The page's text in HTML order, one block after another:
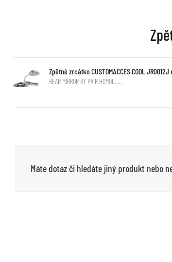
Zpětné zrcátko CUSTOMACCES COOL
REAR MIRROR BY PAIR HOMOL. …
Máte dotaz či hledáte jiný produkt nebo